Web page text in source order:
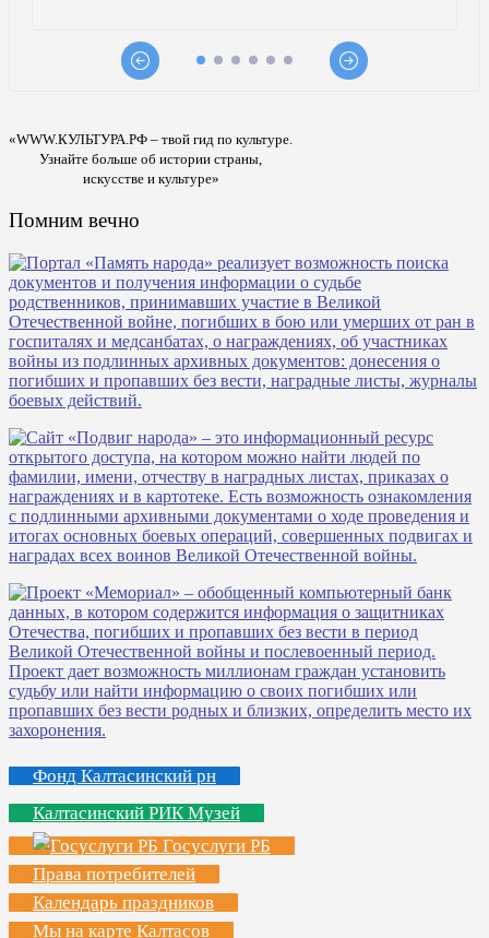
«WWW.КУЛЬТУРА.РФ – твой гид по культуре.
Узнайте больше об истории страны,
искусстве и культуре»
Помним вечно
Фонд Калтасинский рн
Калтасинский РИК Музей
Госуслуги РБ
Права потребителей
Календарь праздников
Мы на карте Калтасов